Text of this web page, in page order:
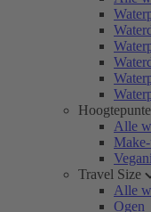
Alle
Travel Size
Alle
Ogen